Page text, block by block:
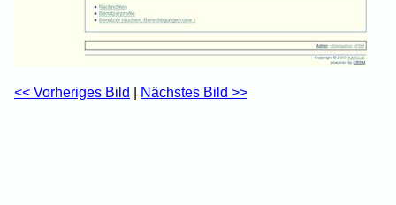
<< Vorheriges Bild Nächstes Bild >>